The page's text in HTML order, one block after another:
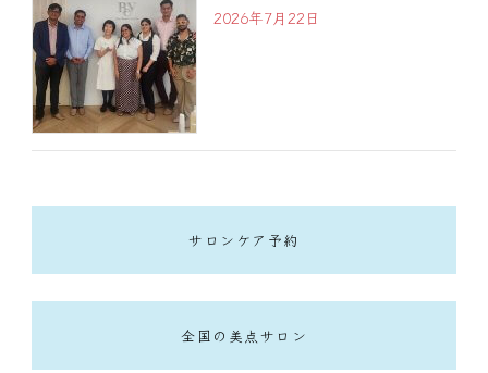
2026年7月22日
サロンケア予約
全国の美点サロン